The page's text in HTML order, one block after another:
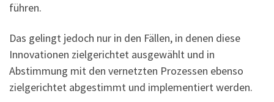
führen.
Das gelingt jedoch nur in den Fällen, in denen diese
Innovationen zielgerichtet ausgewählt und in
Abstimmung mit den vernetzten Prozessen ebenso
zielgerichtet abgestimmt und implementiert werden.